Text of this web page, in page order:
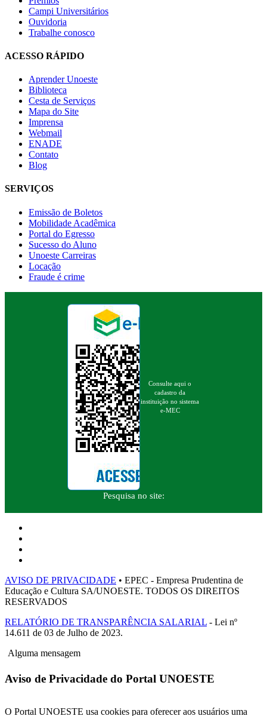
Campi Universitários
Ouvidoria
Trabalhe conosco
ACESSO RÁPIDO
Aprender Unoeste
Biblioteca
Cesta de Serviços
Mapa do Site
Imprensa
Webmail
ENADE
Contato
Blog
SERVIÇOS
Emissão de Boletos
Mobilidade Acadêmica
Portal do Egresso
Sucesso do Aluno
Unoeste Carreiras
Locação
Fraude é crime
Consulte aqui o
cadastro da
instituição no sistema
e-MEC
Pesquisa no site:
AVISO DE PRIVACIDADE • EPEC - Empresa Prudentina de
Educação e Cultura SA/UNOESTE. TODOS OS DIREITOS
RESERVADOS
RELATÓRIO DE TRANSPARÊNCIA SALARIAL - Lei nº
14.611 de 03 de Julho de 2023.
Alguma mensagem
Aviso de Privacidade do Portal UNOESTE
O Portal UNOESTE usa cookies para oferecer aos usuários uma